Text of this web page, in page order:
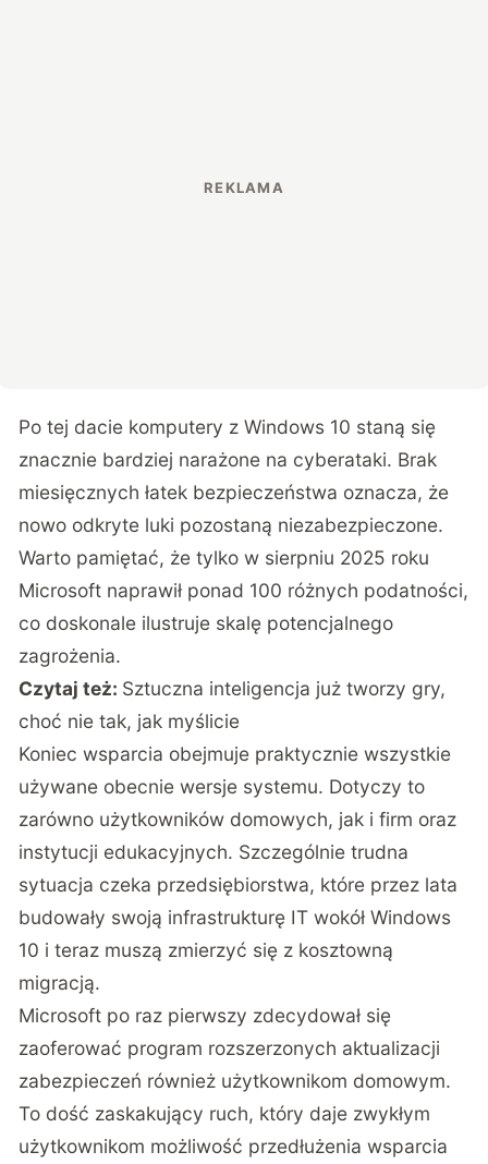
Po tej dacie komputery z Windows 10 staną się
znacznie bardziej narażone na cyberataki. Brak
miesięcznych łatek bezpieczeństwa oznacza, że
nowo odkryte luki pozostaną niezabezpieczone.
Warto pamiętać, że tylko w sierpniu 2025 roku
Microsoft naprawił ponad 100 różnych podatności,
co doskonale ilustruje skalę potencjalnego
zagrożenia.
Czytaj też: Sztuczna inteligencja już tworzy gry,
choć nie tak, jak myślicie
Koniec wsparcia obejmuje praktycznie wszystkie
używane obecnie wersje systemu. Dotyczy to
zarówno użytkowników domowych, jak i firm oraz
instytucji edukacyjnych. Szczególnie trudna
sytuacja czeka przedsiębiorstwa, które przez lata
budowały swoją infrastrukturę IT wokół Windows
10 i teraz muszą zmierzyć się z kosztowną
migracją.
Microsoft po raz pierwszy zdecydował się
zaoferować program rozszerzonych aktualizacji
zabezpieczeń również użytkownikom domowym.
To dość zaskakujący ruch, który daje zwykłym
użytkownikom możliwość przedłużenia wsparcia